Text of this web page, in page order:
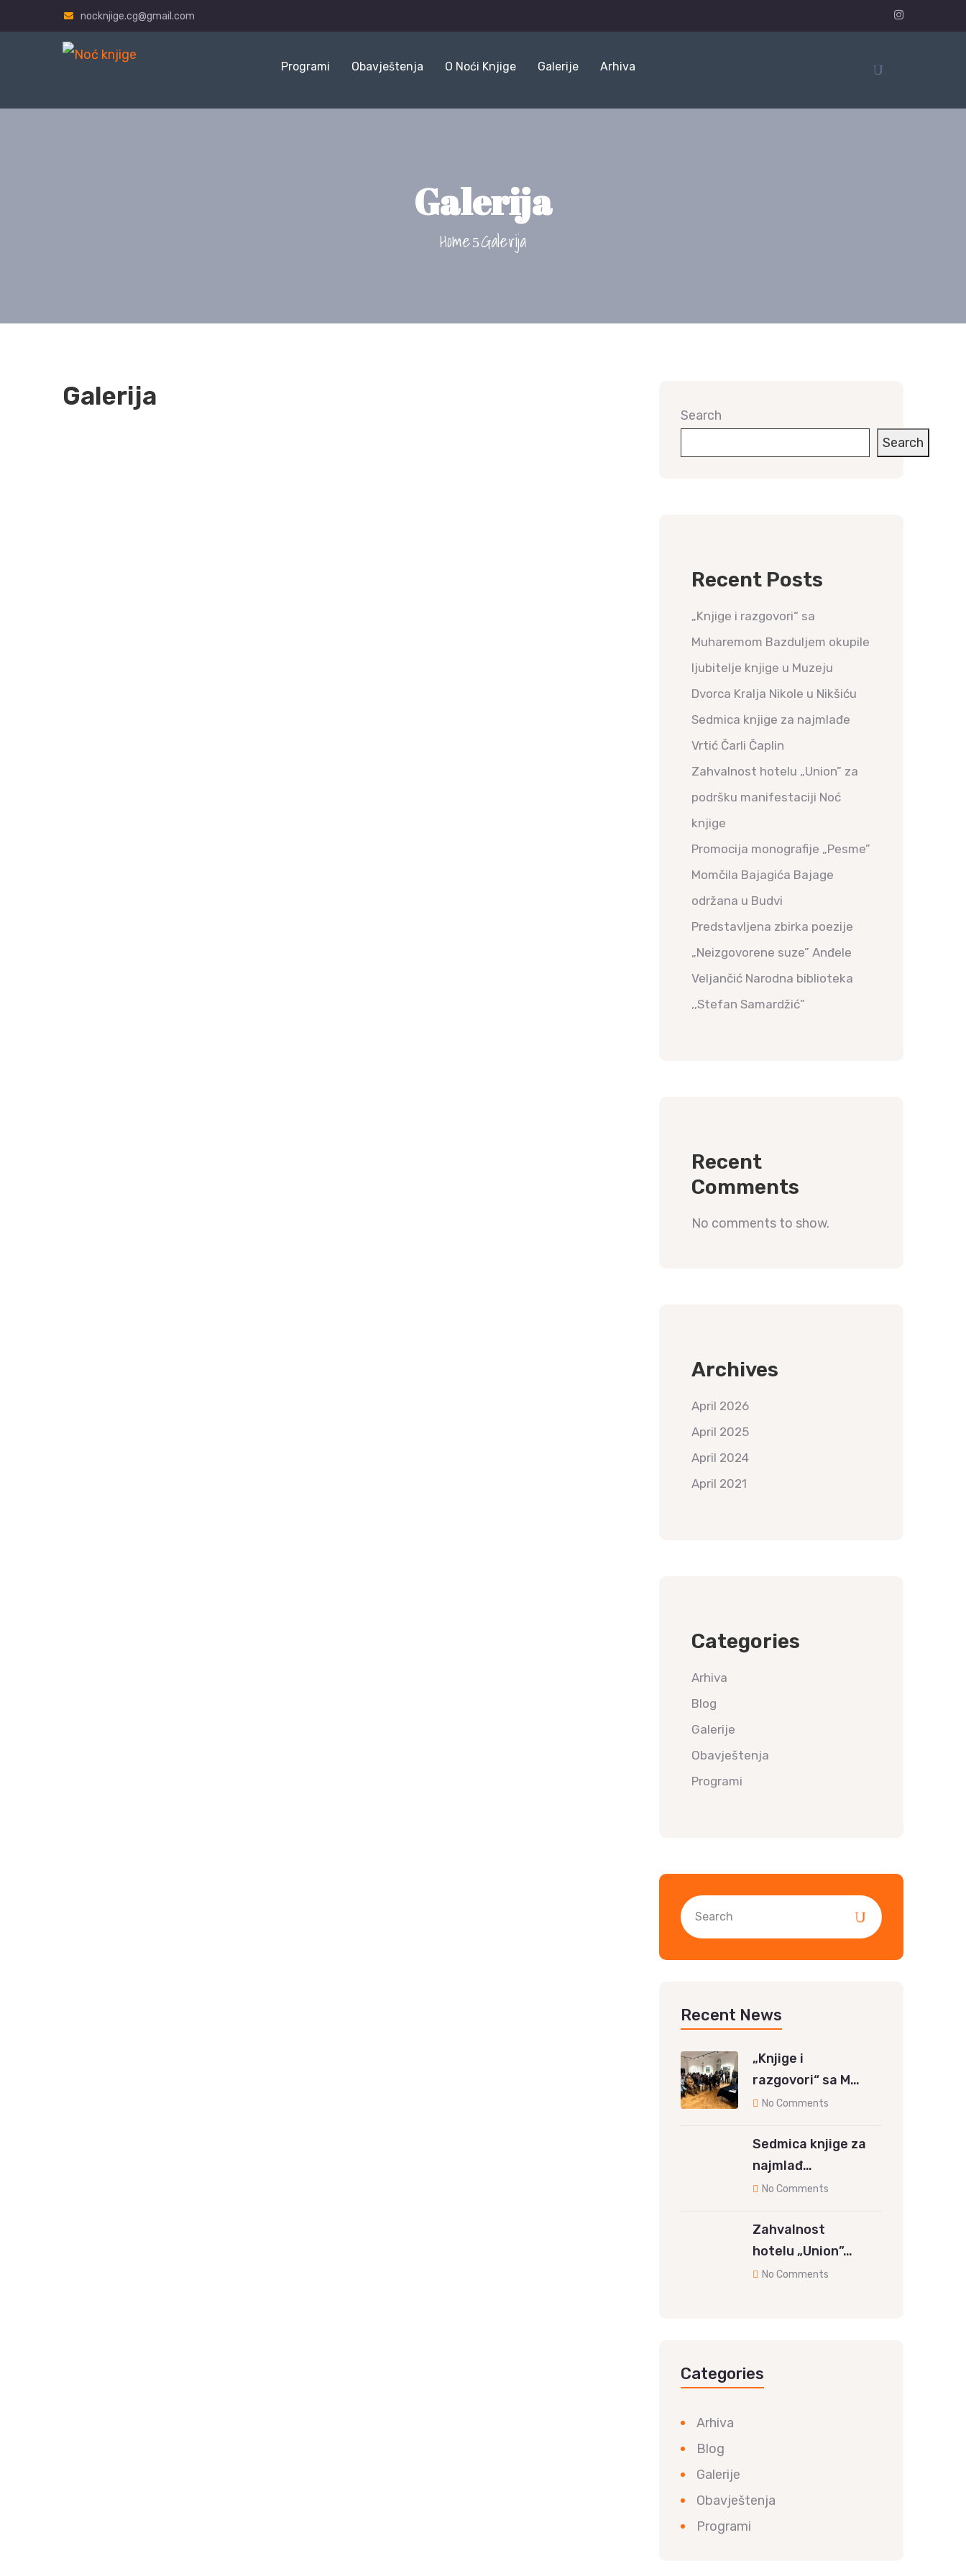
nocknjige.cg@gmail.com
Programi Obavještenja O Noći Knjige Galerije Arhiva
Galerija
Home Galerija
Galerija
Search
Search
Recent Posts
„Knjige i razgovori“ sa
Muharemom Bazduljem okupile
ljubitelje knjige u Muzeju
Dvorca Kralja Nikole u Nikšiću
Sedmica knjige za najmlađe
Vrtić Čarli Čaplin
Zahvalnost hotelu „Union” za
podršku manifestaciji Noć
knjige
Promocija monografije „Pesme”
Momčila Bajagića Bajage
održana u Budvi
Predstavljena zbirka poezije
„Neizgovorene suze” Anđele
Veljančić Narodna biblioteka
,,Stefan Samardžić”
Recent
Comments
No comments to show.
Archives
April 2026
April 2025
April 2024
April 2021
Categories
Arhiva
Blog
Galerije
Obavještenja
Programi
Recent News
„Knjige i
razgovori“ sa M…
No Comments
Sedmica knjige za
najmlađ…
No Comments
Zahvalnost
hotelu „Union”…
No Comments
Categories
Arhiva
Blog
Galerije
Obavještenja
Programi